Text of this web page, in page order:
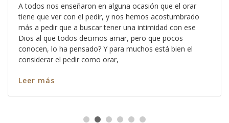
A todos nos enseñaron en alguna ocasión que el orar
tiene que ver con el pedir, y nos hemos acostumbrado
más a pedir que a buscar tener una intimidad con ese
Dios al que todos decimos amar, pero que pocos
conocen, lo ha pensado? Y para muchos está bien el
considerar el pedir como orar,
Leer más